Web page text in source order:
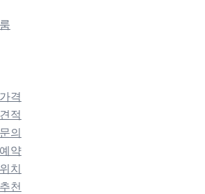
격
적
의
약
치
천